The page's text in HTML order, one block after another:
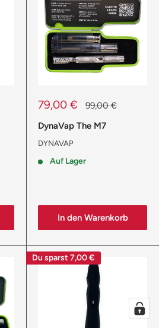
Sonderpreis
79,00 € Normalpreis
99,00 €
DynaVap The M7
DYNAVAP
Auf Lager
In den Warenkorb
Du sparst 7,00 €